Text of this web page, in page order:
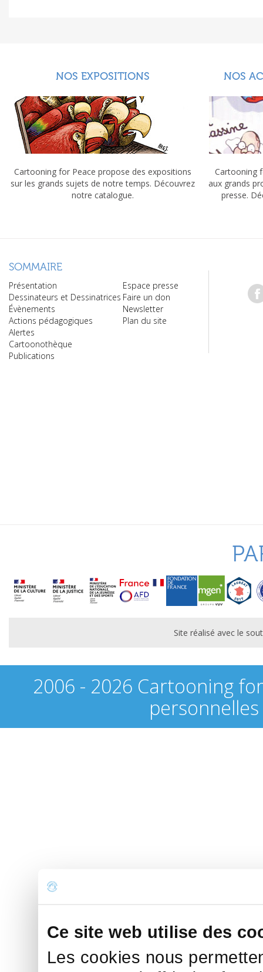
Ce site web utilise des
Les cookies nous
NOS EXPOSITIONS
Cartooning for Peace propose des expositions
sur les grands sujets de notre temps. Découvrez
notre catalogue.
NOS
Cartooning
aux grands
presse.
SOMMAIRE
Présentation
Dessinateurs et Dessinatrices
Évènements
Actions pédagogiques
Alertes
Cartoonothèque
Publications
Espace presse
Faire un don
Newsletter
Plan du site
Site réalisé avec le
2006 - 2026 Cartooning
personnelles